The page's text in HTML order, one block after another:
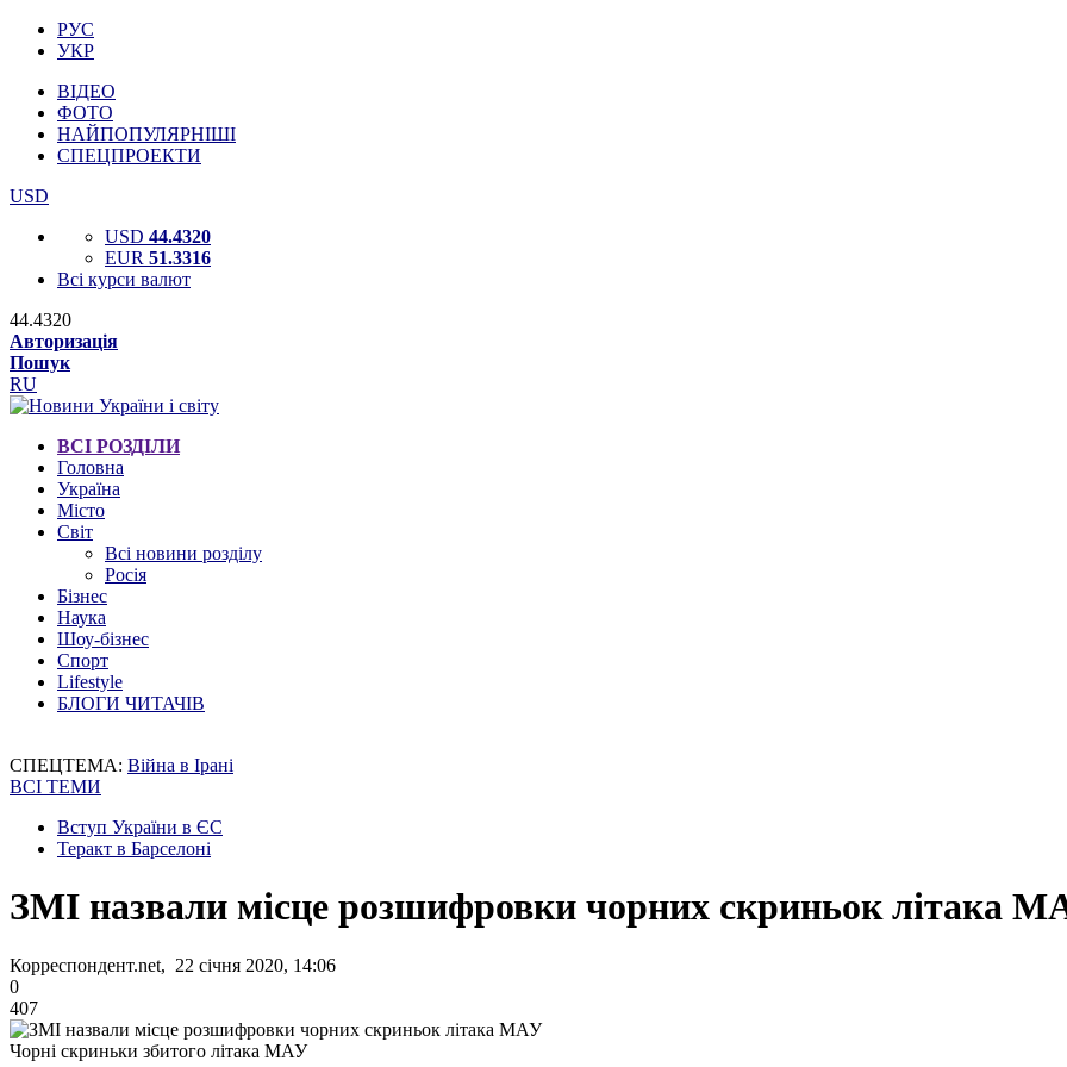
РУС
УКР
ВІДЕО
ФОТО
НАЙПОПУЛЯРНІШІ
СПЕЦПРОЕКТИ
USD
USD 44.4320
EUR 51.3316
Всі курси валют
44.4320
Авторизація
Пошук
RU
ВСІ РОЗДІЛИ
Головна
Україна
Місто
Світ
Всі новини розділу
Росія
Бізнес
Наука
Шоу-бізнес
Спорт
Lifestyle
БЛОГИ ЧИТАЧІВ
СПЕЦТЕМА: Війна в Ірані
ВСІ ТЕМИ
Вступ України в ЄС
Теракт в Барселоні
ЗМІ назвали місце розшифровки чорних скриньок літака
Корреспондент.net, 22 січня 2020, 14:06
0
407
Чорні скриньки збитого літака МАУ